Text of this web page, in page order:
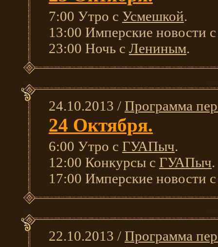
7:00 Утро с Усмешкой.
13:00 Имперские новости
23:00 Ночь с Лениным.
24.10.2013 / Программа
24 Октября.
6:00 Утро с ГУАПыч.
12:00 Конкурсы с ГУАПыч.
17:00 Имперские новости
22.10.2013 / Программа